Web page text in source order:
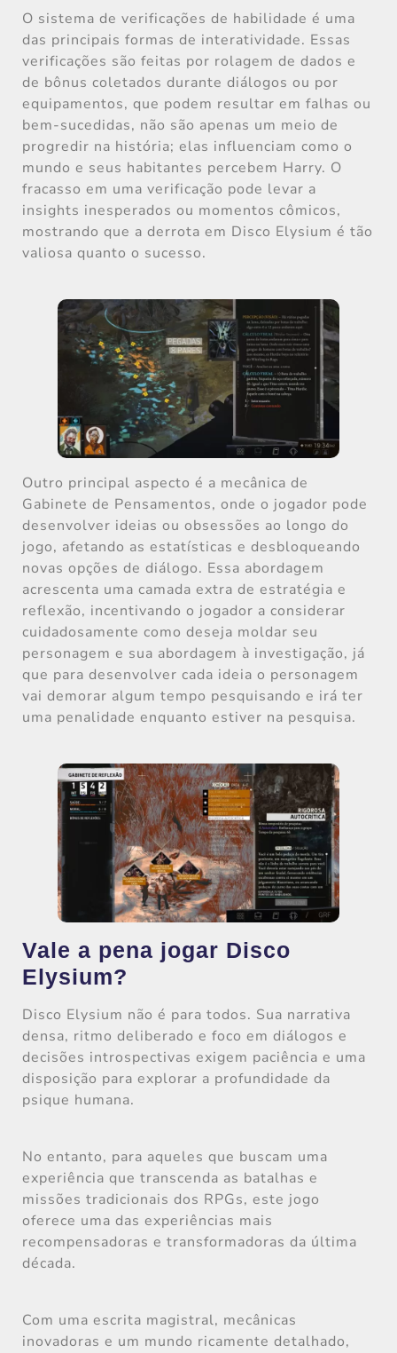
O sistema de verificações de habilidade é uma
das principais formas de interatividade. Essas
verificações são feitas por rolagem de dados e
de bônus coletados durante diálogos ou por
equipamentos, que podem resultar em falhas ou
bem-sucedidas, não são apenas um meio de
progredir na história; elas influenciam como o
mundo e seus habitantes percebem Harry. O
fracasso em uma verificação pode levar a
insights inesperados ou momentos cômicos,
mostrando que a derrota em Disco Elysium é tão
valiosa quanto o sucesso.
Outro principal aspecto é a mecânica de
Gabinete de Pensamentos, onde o jogador pode
desenvolver ideias ou obsessões ao longo do
jogo, afetando as estatísticas e desbloqueando
novas opções de diálogo. Essa abordagem
acrescenta uma camada extra de estratégia e
reflexão, incentivando o jogador a considerar
cuidadosamente como deseja moldar seu
personagem e sua abordagem à investigação, já
que para desenvolver cada ideia o personagem
vai demorar algum tempo pesquisando e irá ter
uma penalidade enquanto estiver na pesquisa.
Vale a pena jogar Disco
Elysium?
Disco Elysium não é para todos. Sua narrativa
densa, ritmo deliberado e foco em diálogos e
decisões introspectivas exigem paciência e uma
disposição para explorar a profundidade da
psique humana.
No entanto, para aqueles que buscam uma
experiência que transcenda as batalhas e
missões tradicionais dos RPGs, este jogo
oferece uma das experiências mais
recompensadoras e transformadoras da última
década.
Com uma escrita magistral, mecânicas
inovadoras e um mundo ricamente detalhado,